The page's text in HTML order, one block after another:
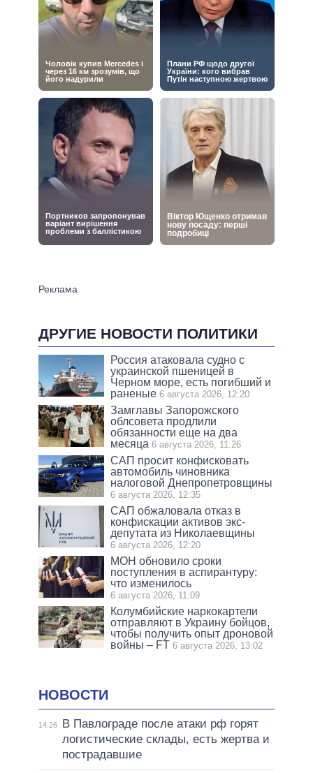
ДРУГИЕ НОВОСТИ ПОЛИТИКИ
Россия атаковала судно с
украинской пшеницей в
Черном море, есть погибший и
раненые 6 августа 2026, 12:20
Замглавы Запорожского
облсовета продлили
обязанности еще на два
месяца 6 августа 2026, 11:26
САП просит конфисковать
автомобиль чиновника
налоговой Днепропетровщины
6 августа 2026, 12:35
САП обжаловала отказ в
конфискации активов экс-
депутата из Николаевщины
6 августа 2026, 12:20
МОН обновило сроки
поступления в аспирантуру:
что изменилось
6 августа 2026, 11:09
Колумбийские наркокартели
отправляют в Украину бойцов,
чтобы получить опыт дроновой
войны – FT 6 августа 2026, 13:02
НОВОСТИ
14:26
В Павлограде после атаки рф горят
логистические склады, есть жертва и
пострадавшие